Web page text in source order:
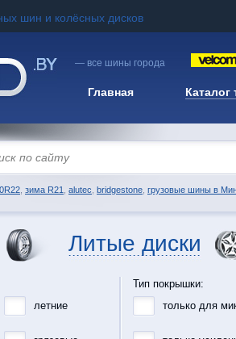
шин и колёсных дисков
— все шины города
Главная Каталог
зима R21 alutec bridgestone грузовые шины в
Литые диски
летние
Тип покрышки:
только для